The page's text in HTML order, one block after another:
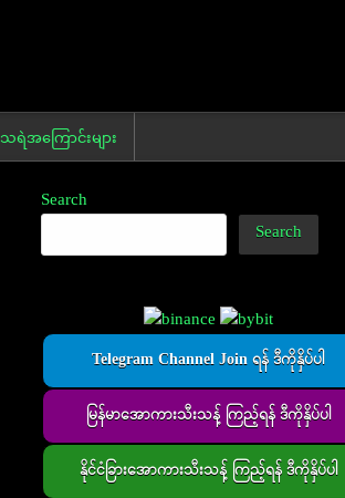
သရဲအကြောင်းများ
Search
Search
Telegram Channel Join ရန် ဒီကိုနှိပ်ပါ
မြန်မာအောကားသီးသန့် ကြည့်ရန် ဒီကိုနှိပ်ပါ
နိုင်ငံခြားအောကားသီးသန့် ကြည့်ရန် ဒီကိုနှိပ်ပါ